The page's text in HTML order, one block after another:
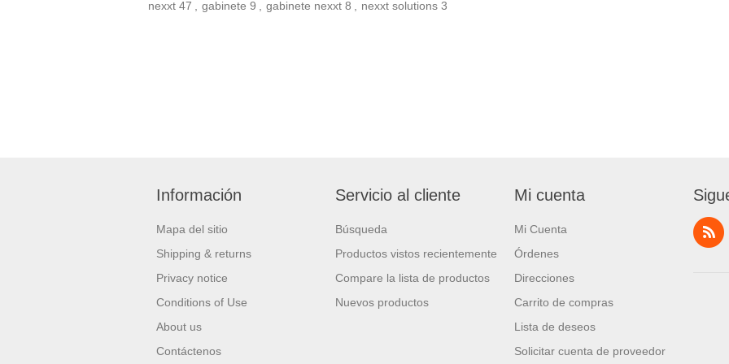
nexxt 47 gabinete 9 gabinete nexxt 8 nexxt solutions 3
Información
Mapa del sitio
Shipping & returns
Privacy notice
Conditions of Use
About us
Contáctenos
Servicio al cliente
Búsqueda
Productos vistos recientemente
Compare la lista de productos
Nuevos productos
Mi cuenta
Mi Cuenta
Órdenes
Direcciones
Carrito de compras
Lista de deseos
Solicitar cuenta de proveedor